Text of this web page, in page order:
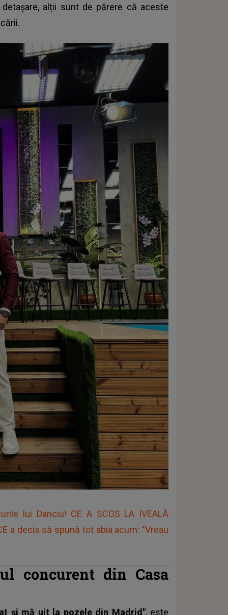
alții sunt de părere că aceste
lui Danciu! CE A SCOS LA IVEALĂ
a decis să spună tot abia acum: "Vreau
concurent din Casa
și mă uit la pozele din Madrid", este